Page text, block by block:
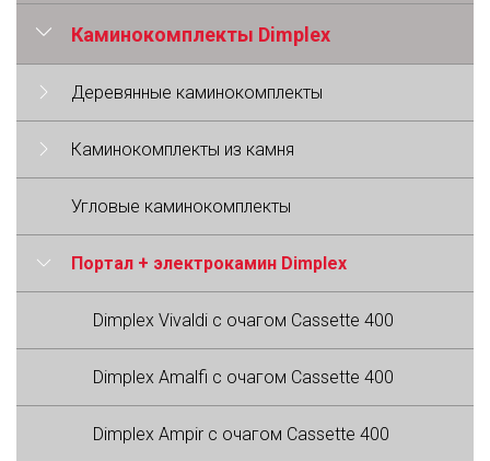
Каминокомплекты Dimplex
Деревянные каминокомплекты
Каминокомплекты из камня
Угловые каминокомплекты
Портал + электрокамин Dimplex
Dimplex Vivaldi с очагом Cassette 400
Dimplex Amalfi с очагом Cassette 400
Dimplex Ampir с очагом Cassette 400